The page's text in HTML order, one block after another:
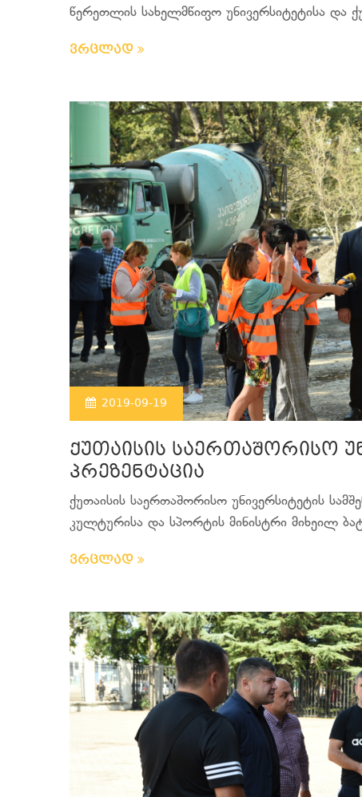
წერეთლის სახელმწიფო უნივერსიტეტისა და
ვრცლად
2019-09-19
ქუთაისის საერთაშორისო
პრეზენტაცია
ქუთაისის საერთაშორისო უნივერსიტეტის
კულტურისა და სპორტის მინისტრი მიხეილ
ვრცლად